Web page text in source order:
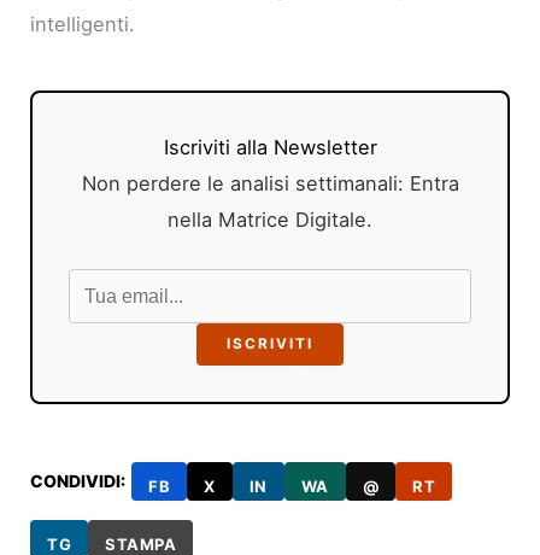
intelligenti.
Iscriviti alla Newsletter
Non perdere le analisi settimanali: Entra
nella Matrice Digitale.
ISCRIVITI
CONDIVIDI: FB X IN WA @ RT
TG STAMPA